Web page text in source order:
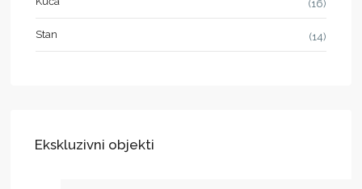
(16)
Stan (14)
Ekskluzivni objekti